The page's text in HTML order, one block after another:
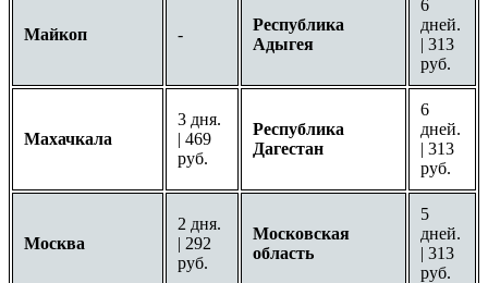
Майкоп -
Республика
Адыгея
6
дней.
| 313
руб.
Махачкала
3 дня.
| 469
руб.
Республика
Дагестан
6
дней.
| 313
руб.
Москва
2 дня.
| 292
руб.
Московская
область
5
дней.
| 313
руб.